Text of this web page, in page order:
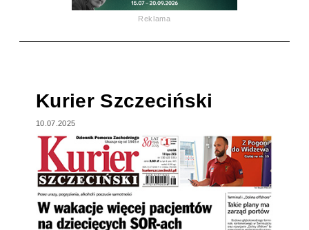
Reklama
Kurier Szczeciński
10.07.2025